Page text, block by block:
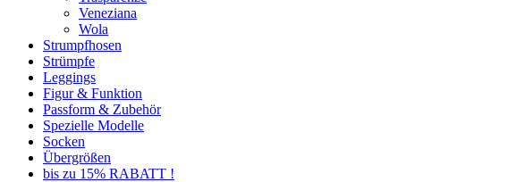
Veneziana
Wola
Strumpfhosen
Strümpfe
Leggings
Figur & Funktion
Passform & Zubehör
Spezielle Modelle
Socken
Übergrößen
bis zu 15% RABATT !